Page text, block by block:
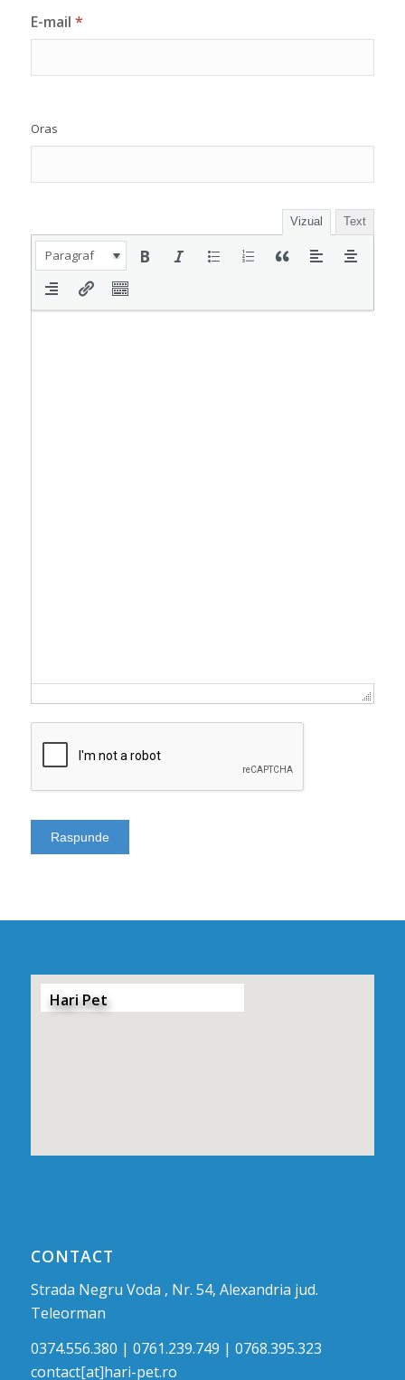
E-mail *
Oras
Vizual Text
Paragraf
Hari Pet
CONTACT
Strada Negru Voda , Nr. 54, Alexandria jud.
Teleorman
0374.556.380 | 0761.239.749 | 0768.395.323
contact[at]hari-pet.ro